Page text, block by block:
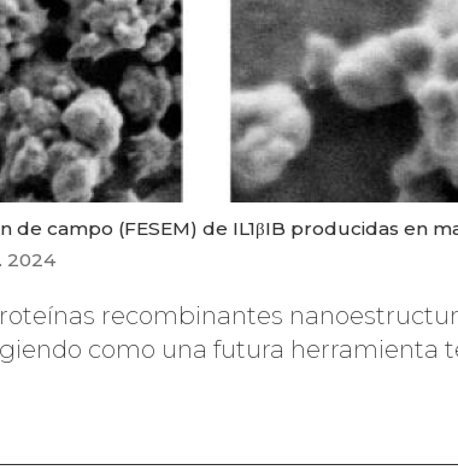
campo (FESEM) de IL1βIB producidas en
2024
recombinantes
como una futura herramienta